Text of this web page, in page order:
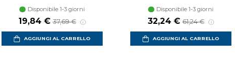
Disponibile 1-3 giorni
Prezzo scontato
19,84 € Prezzo di listino
37,69 €
AGGIUNGI AL CARRELLO
Disponibile 1-3 giorni
Prezzo scontato
32,24 € Prezzo di listino
61,24 €
AGGIUNGI AL CARRELLO